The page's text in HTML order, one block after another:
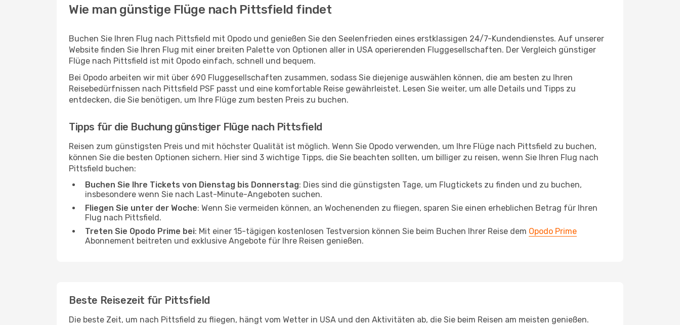
Wie man günstige Flüge nach Pittsfield findet
Buchen Sie Ihren Flug nach Pittsfield mit Opodo und genießen Sie den Seelenfrieden eines erstklassigen 24/7-Kundendienstes. Auf unserer
Website finden Sie Ihren Flug mit einer breiten Palette von Optionen aller in USA operierenden Fluggesellschaften. Der Vergleich günstiger
Flüge nach Pittsfield ist mit Opodo einfach, schnell und bequem.
Bei Opodo arbeiten wir mit über 690 Fluggesellschaften zusammen, sodass Sie diejenige auswählen können, die am besten zu Ihren
Reisebedürfnissen nach Pittsfield PSF passt und eine komfortable Reise gewährleistet. Lesen Sie weiter, um alle Details und Tipps zu
entdecken, die Sie benötigen, um Ihre Flüge zum besten Preis zu buchen.
Tipps für die Buchung günstiger Flüge nach Pittsfield
Reisen zum günstigsten Preis und mit höchster Qualität ist möglich. Wenn Sie Opodo verwenden, um Ihre Flüge nach Pittsfield zu buchen,
können Sie die besten Optionen sichern. Hier sind 3 wichtige Tipps, die Sie beachten sollten, um billiger zu reisen, wenn Sie Ihren Flug nach
Pittsfield buchen:
Buchen Sie Ihre Tickets von Dienstag bis Donnerstag: Dies sind die günstigsten Tage, um Flugtickets zu finden und zu buchen,
insbesondere wenn Sie nach Last-Minute-Angeboten suchen.
Fliegen Sie unter der Woche: Wenn Sie vermeiden können, an Wochenenden zu fliegen, sparen Sie einen erheblichen Betrag für Ihren
Flug nach Pittsfield.
Treten Sie Opodo Prime bei: Mit einer 15-tägigen kostenlosen Testversion können Sie beim Buchen Ihrer Reise dem Opodo Prime
Abonnement beitreten und exklusive Angebote für Ihre Reisen genießen.
Beste Reisezeit für Pittsfield
Die beste Zeit, um nach Pittsfield zu fliegen, hängt vom Wetter in USA und den Aktivitäten ab, die Sie beim Reisen am meisten genießen.